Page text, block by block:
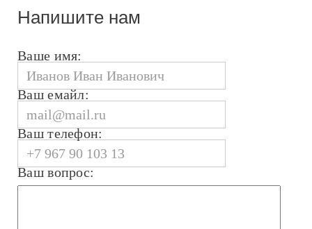
Напишите нам
Ваше имя:
Ваш емайл:
Ваш телефон:
Ваш вопрос: